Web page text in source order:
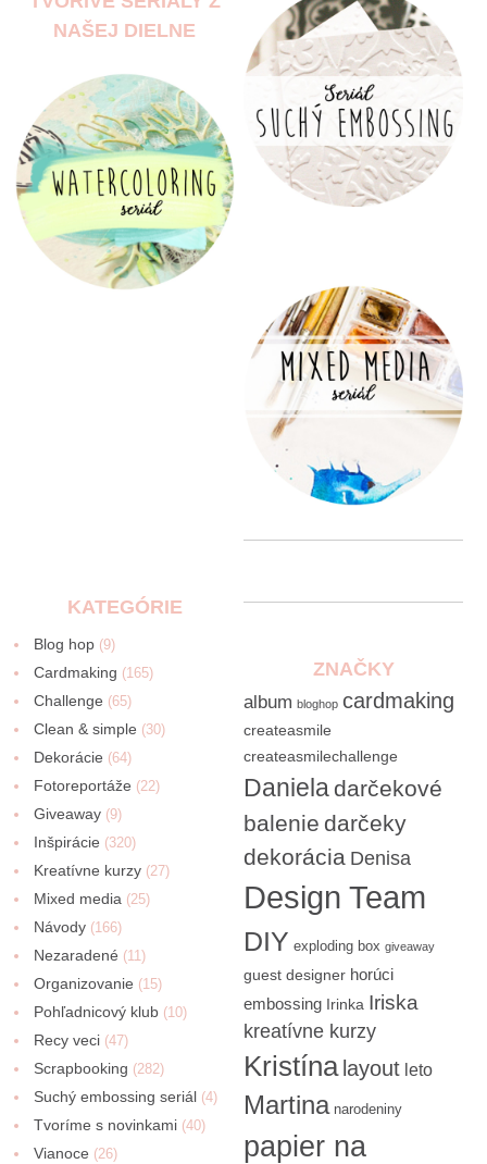
NAŠEJ DIELNE
KATEGÓRIE
Blog hop (9)
Cardmaking (165)
Challenge (65)
Clean & simple (30)
Dekorácie (64)
Fotoreportáže (22)
Giveaway (9)
Inšpirácie (320)
Kreatívne kurzy (27)
Mixed media (25)
Návody (166)
Nezaradené (11)
Organizovanie (15)
Pohľadnicový klub (10)
Recy veci (47)
Scrapbooking (282)
Suchý embossing seriál (4)
Tvoríme s novinkami (40)
Vianoce (26)
ZNAČKY
album bloghop cardmaking
createasmile
createasmilechallenge
Daniela darčekové
balenie darčeky
dekorácia Denisa
Design Team
DIY exploding box giveaway
guest designer horúci
embossing Irinka Iriska
kreatívne kurzy
Kristína layout leto
Martina narodeniny
papier na